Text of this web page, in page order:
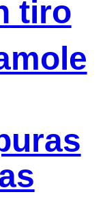
tiro